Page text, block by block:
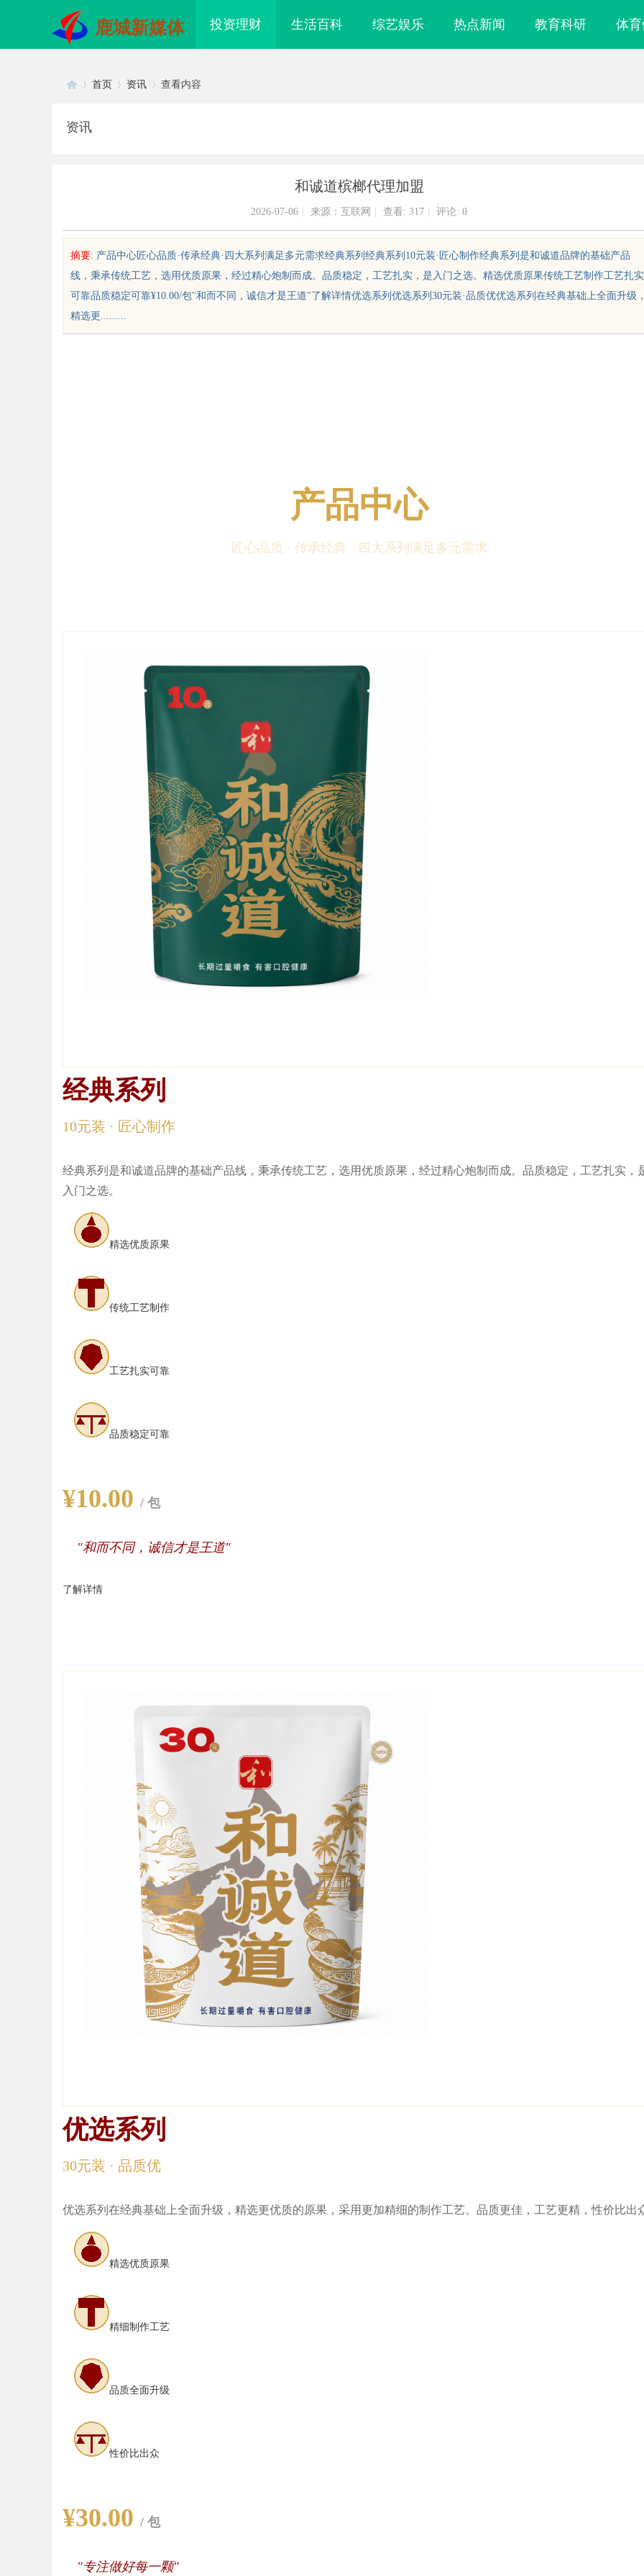
鹿城新媒体 投资理财 生活百科 综艺娱乐 热点新闻 教育科研 体
sc
首页 资讯 查看内容
资讯
和诚道槟榔代理加盟
2026-07-06 来源：互联网 查看: 317 评论: 0
摘要: 产品中心匠心品质·传承经典·四大系列满足多元需求经典系列经典系列10元装·匠心制作经典系列是和诚道品牌的基础产品
线，秉承传统工艺，选用优质原果，经过精心炮制而成。品质稳定，工艺扎实，是入门之选。精选优质原果传统工艺制作工艺扎实
可靠品质稳定可靠¥10.00/包"和而不同，诚信才是王道"了解详情优选系列优选系列30元装·品质优优选系列在经典基础上全面升级
精选更.........
产品中心
匠心品质 · 传承经典 · 四大系列满足多元需求
经典系列
10元装 · 匠心制作
经典系列是和诚道品牌的基础产品线，秉承传统工艺，选用优质原果，经过精心炮制而成。品质稳定，工艺扎实，
入门之选。
精选优质原果
传统工艺制作
工艺扎实可靠
品质稳定可靠
¥10.00 / 包
"和而不同，诚信才是王道"
了解详情
优选系列
30元装 · 品质优
优选系列在经典基础上全面升级，精选更优质的原果，采用更加精细的制作工艺。品质更佳，工艺更精，性价比出
精选优质原果
精细制作工艺
品质全面升级
性价比出众
¥30.00 / 包
"专注做好每一颗"
眼镜 上海配眼镜